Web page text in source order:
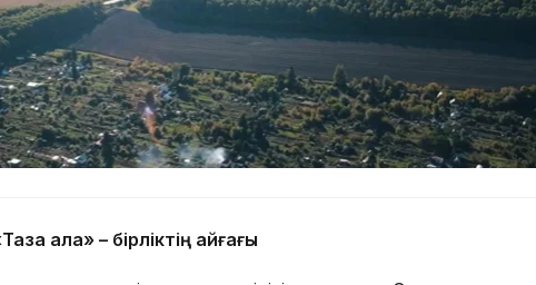
қала» – бірліктің айғағы